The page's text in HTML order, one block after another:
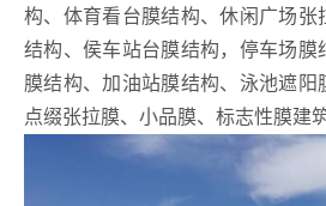
构、体育看台膜结构、休闲广场张
结构、侯车站台膜结构，停车场膜
膜结构、加油站膜结构、泳池遮阳
点缀张拉膜、小品膜、标志性膜建筑